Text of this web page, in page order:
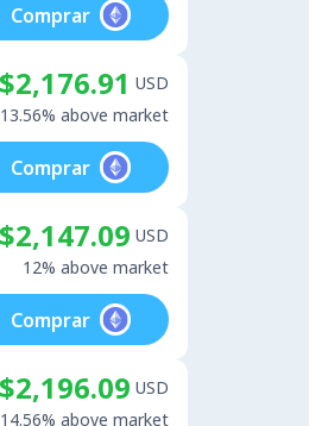
Comprar
$2,176.91 USD
13.56% above market
Comprar
$2,147.09 USD
12% above market
Comprar
$2,196.09 USD
14.56% above market